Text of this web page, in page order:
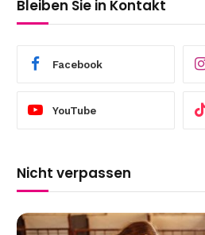
Bleiben Sie in Kontakt
Facebook
YouTube
Nicht verpassen